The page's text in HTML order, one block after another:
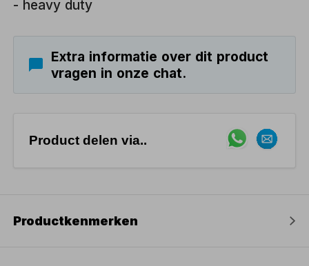
- heavy duty
Extra informatie over dit product
vragen in onze chat.
Product delen via..
Productkenmerken